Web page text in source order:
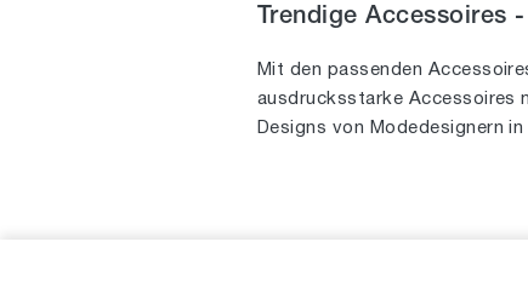
Trendige Accessoires
Mit den passenden
ausdrucksstarke Accessoires
Designs von Modedesignern